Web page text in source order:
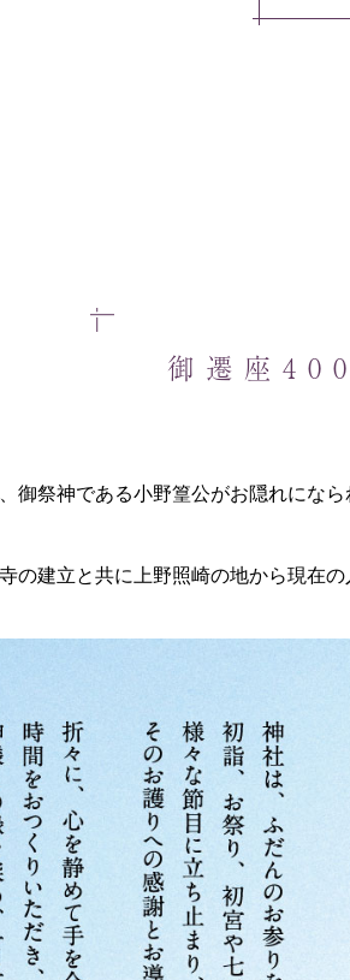
御遷座
御祭神である小野篁公がお隠れにな
の建立と共に上野照崎の地から現在